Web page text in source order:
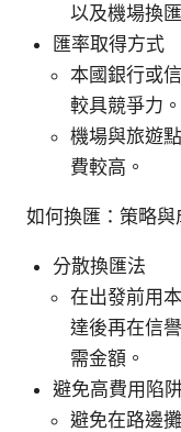
以及機場換
匯率取得方式
本國銀行或
較具競爭力。
機場與旅遊
費較高。
如何換匯：策略與
分散換匯法
在出發前用
達後再在信
需金額。
避免高費用陷
避免在路邊